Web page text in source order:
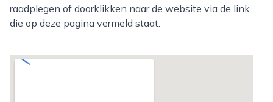
raadplegen of doorklikken naar de website via de link
die op deze pagina vermeld staat.